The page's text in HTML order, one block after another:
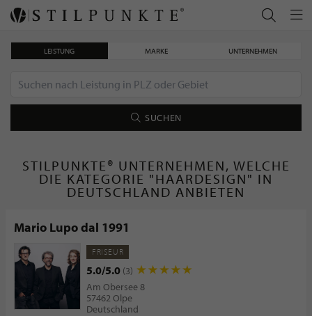
LEISTUNG MARKE UNTERNEHMEN
SUCHEN
STILPUNKTE® UNTERNEHMEN, WELCHE
DIE KATEGORIE "HAARDESIGN" IN
DEUTSCHLAND ANBIETEN
Mario Lupo dal 1991
FRISEUR
5.0/5.0 (3)
Am Obersee 8
57462 Olpe
Deutschland